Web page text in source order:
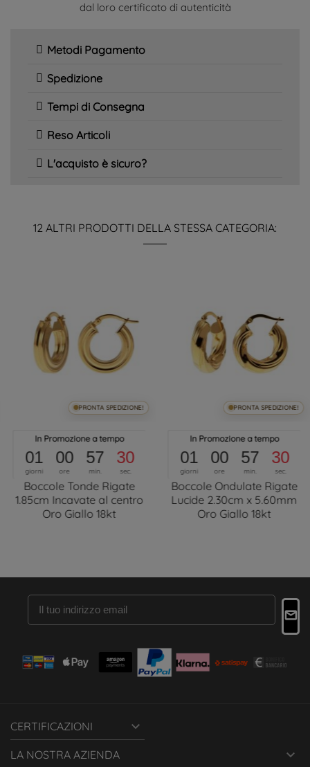
dal loro certificato di autenticità
Metodi Pagamento
Spedizione
Tempi di Consegna
Reso Articoli
L'acquisto è sicuro?
12 ALTRI PRODOTTI DELLA STESSA CATEGORIA:
PRONTA SPEDIZIONE!
In Promozione a tempo
01
giorni
00
ore
57
min.
30
sec.
Boccole Tonde Rigate
1.85cm Incavate al centro
Oro Giallo 18kt
PRONTA SPEDIZIONE!
In Promozione a tempo
01
giorni
00
ore
57
min.
30
sec.
Boccole Ondulate Rigate
Lucide 2.30cm x 5.60mm
Oro Giallo 18kt
CERTIFICAZIONI 
LA NOSTRA AZIENDA 